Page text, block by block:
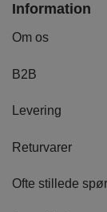
Information
Om os
B2B
Levering
Returvarer
Ofte stillede